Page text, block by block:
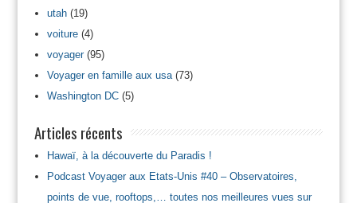
utah(19)
voiture(4)
voyager(95)
Voyager en famille aux usa(73)
Washington DC(5)
Articles récents
Hawaï, à la découverte du Paradis !
Podcast Voyager aux Etats-Unis #40 – Observatoires,
points de vue, rooftops,… toutes nos meilleures vues sur